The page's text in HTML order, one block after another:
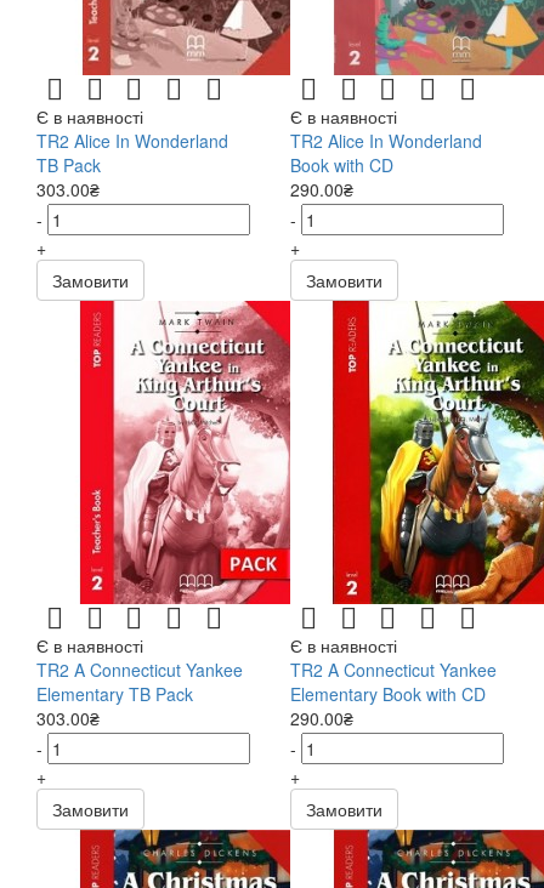
Є в наявності
TR2 Alice In Wonderland
TB Pack
303.00₴
-
+
Замовити
Є в наявності
TR2 Alice In Wonderland
Book with CD
290.00₴
-
+
Замовити
Є в наявності
TR2 A Connecticut Yankee
Elementary TB Pack
303.00₴
-
+
Замовити
Є в наявності
TR2 A Connecticut Yankee
Elementary Book with CD
290.00₴
-
+
Замовити